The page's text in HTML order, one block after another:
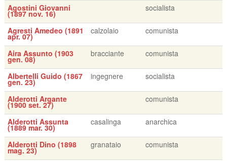
Agostini Giovanni
(1897 nov. 16)
socialista
Agresti Amedeo (1891
apr. 07)
calzolaio comunista
Aira Assunto (1903
gen. 08)
bracciante comunista
Albertelli Guido (1867
gen. 23)
ingegnere socialista
Alderotti Argante
(1900 set. 27)
comunista
Alderotti Assunta
(1889 mar. 30)
casalinga anarchica
Alderotti Dino (1898
mag. 23)
granataio comunista